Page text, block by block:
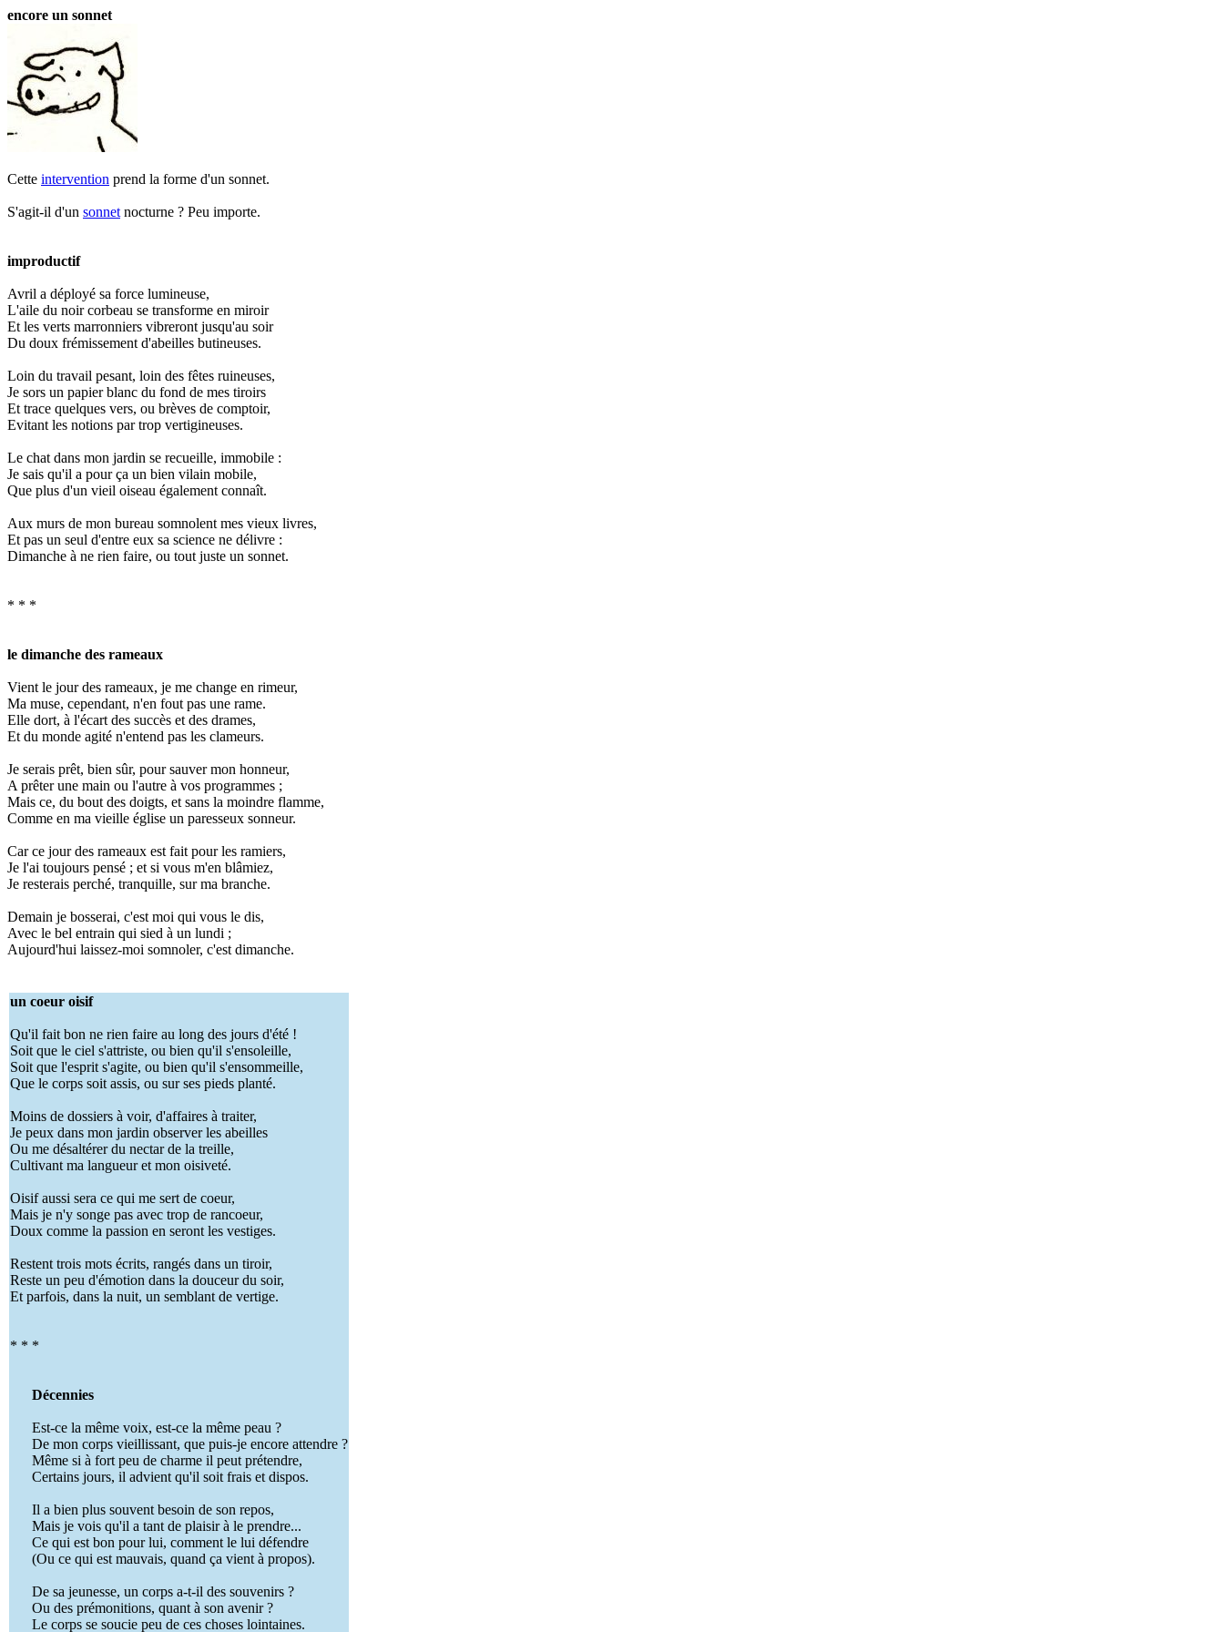
encore un sonnet
Cette intervention prend la forme d'un sonnet.
S'agit-il d'un sonnet nocturne ? Peu importe.
improductif
Avril a déployé sa force lumineuse,
L'aile du noir corbeau se transforme en miroir
Et les verts marronniers vibreront jusqu'au soir
Du doux frémissement d'abeilles butineuses.
Loin du travail pesant, loin des fêtes ruineuses,
Je sors un papier blanc du fond de mes tiroirs
Et trace quelques vers, ou brèves de comptoir,
Evitant les notions par trop vertigineuses.
Le chat dans mon jardin se recueille, immobile :
Je sais qu'il a pour ça un bien vilain mobile,
Que plus d'un vieil oiseau également connaît.
Aux murs de mon bureau somnolent mes vieux livres,
Et pas un seul d'entre eux sa science ne délivre :
Dimanche à ne rien faire, ou tout juste un sonnet.
* * *
le dimanche des rameaux
Vient le jour des rameaux, je me change en rimeur,
Ma muse, cependant, n'en fout pas une rame.
Elle dort, à l'écart des succès et des drames,
Et du monde agité n'entend pas les clameurs.
Je serais prêt, bien sûr, pour sauver mon honneur,
A prêter une main ou l'autre à vos programmes ;
Mais ce, du bout des doigts, et sans la moindre flamme,
Comme en ma vieille église un paresseux sonneur.
Car ce jour des rameaux est fait pour les ramiers,
Je l'ai toujours pensé ; et si vous m'en blâmiez,
Je resterais perché, tranquille, sur ma branche.
Demain je bosserai, c'est moi qui vous le dis,
Avec le bel entrain qui sied à un lundi ;
Aujourd'hui laissez-moi somnoler, c'est dimanche.
un coeur oisif
Qu'il fait bon ne rien faire au long des jours d'été !
Soit que le ciel s'attriste, ou bien qu'il s'ensoleille,
Soit que l'esprit s'agite, ou bien qu'il s'ensommeille,
Que le corps soit assis, ou sur ses pieds planté.
Moins de dossiers à voir, d'affaires à traiter,
Je peux dans mon jardin observer les abeilles
Ou me désaltérer du nectar de la treille,
Cultivant ma langueur et mon oisiveté.
Oisif aussi sera ce qui me sert de coeur,
Mais je n'y songe pas avec trop de rancoeur,
Doux comme la passion en seront les vestiges.
Restent trois mots écrits, rangés dans un tiroir,
Reste un peu d'émotion dans la douceur du soir,
Et parfois, dans la nuit, un semblant de vertige.
* * *
Décennies
Est-ce la même voix, est-ce la même peau ?
De mon corps vieillissant, que puis-je encore attendre ?
Même si à fort peu de charme il peut prétendre,
Certains jours, il advient qu'il soit frais et dispos.
Il a bien plus souvent besoin de son repos,
Mais je vois qu'il a tant de plaisir à le prendre...
Ce qui est bon pour lui, comment le lui défendre
(Ou ce qui est mauvais, quand ça vient à propos).
De sa jeunesse, un corps a-t-il des souvenirs ?
Ou des prémonitions, quant à son avenir ?
Le corps se soucie peu de ces choses lointaines.